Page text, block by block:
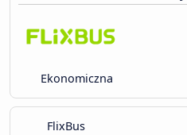
Ekonomiczna
FlixBus